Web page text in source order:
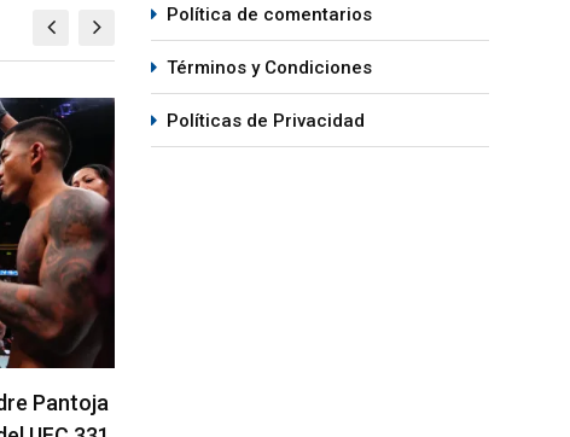
en la
MMA
Política de comentarios
Términos y Condiciones
Políticas de Privacidad